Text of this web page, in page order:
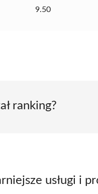
9.50
ranking?
usługi i